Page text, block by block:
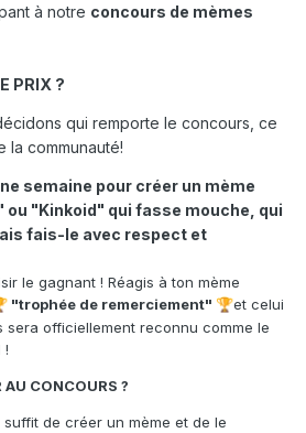
à notre concours de mèmes
PRIX ?
qui remporte le concours, ce
la communauté!
semaine pour créer un mème
ou "Kinkoid" qui fasse mouche, qui
fais-le avec respect et
le gagnant ! Réagis à ton mème
"trophée de remerciement" 🏆et celui
sera officiellement reconnu comme le
!
CONCOURS ?
suffit de créer un mème et de le